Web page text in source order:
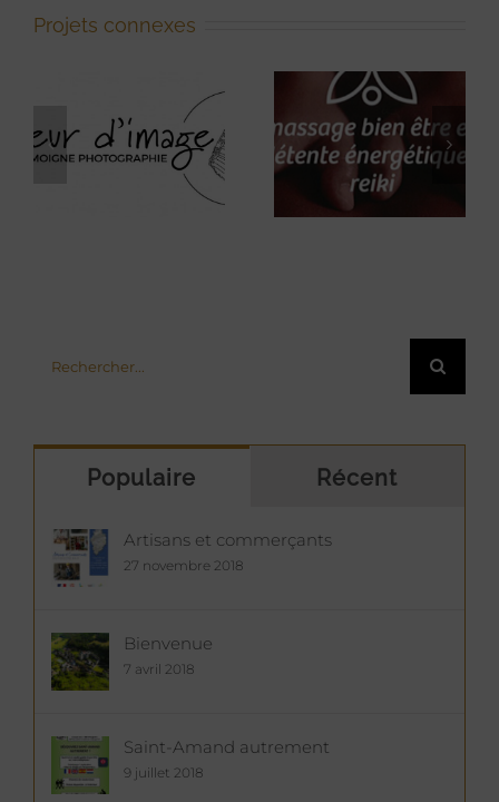
Projets connexes
Massage
bien-être, et
détente
énergétique,
Au Petit
Bazar
Populaire Récent
Artisans et commerçants
27 novembre 2018
Bienvenue
7 avril 2018
Saint-Amand autrement
9 juillet 2018